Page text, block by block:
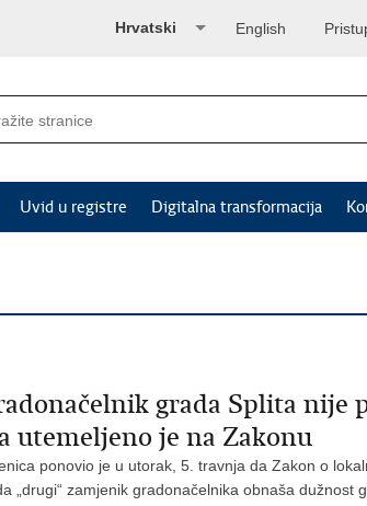
English
Hrvatski
Uvid u registre Digitalna transformacija
grada Splita nije
je na Zakonu
ponovio je u utorak, 5. travnja da Zakon o
„drugi“ zamjenik gradonačelnika obnaša dužnost